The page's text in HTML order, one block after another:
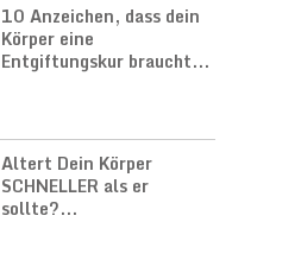
10 Anzeichen, dass dein
Körper eine
Entgiftungskur braucht...
Altert Dein Körper
SCHNELLER als er
sollte?...